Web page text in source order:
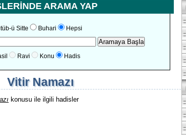
ARAMA YAP
ü Sitte Buhari Hepsi
Ravi Konu Hadis
Vitir Namazı
konusu ile ilgili hadisler